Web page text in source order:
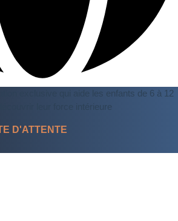
exclusive qui aide les enfants de 6 à 12
leur force intérieure
D'ATTENTE